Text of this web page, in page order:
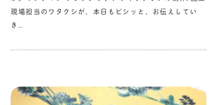
現場担当のワタクシが、本日もビシッと、お伝えしてい
き…